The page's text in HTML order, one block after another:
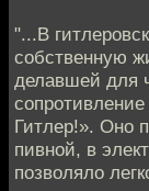
"...В
собственную
делавшей для
Гитлер!». Оно
пивной, в
позволяло